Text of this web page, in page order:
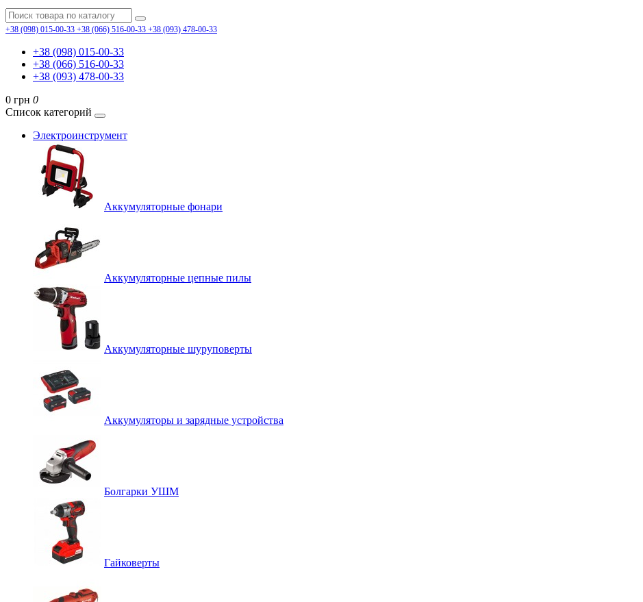
+38 (098) 015-00-33 +38 (066) 516-00-33 +38 (093) 478-00-33
+38 (098) 015-00-33
+38 (066) 516-00-33
+38 (093) 478-00-33
0 грн 0
Список категорий
Электроинструмент
Аккумуляторные фонари
Аккумуляторные цепные пилы
Аккумуляторные шуруповерты
Аккумуляторы и зарядные устройства
Болгарки УШМ
Гайковерты